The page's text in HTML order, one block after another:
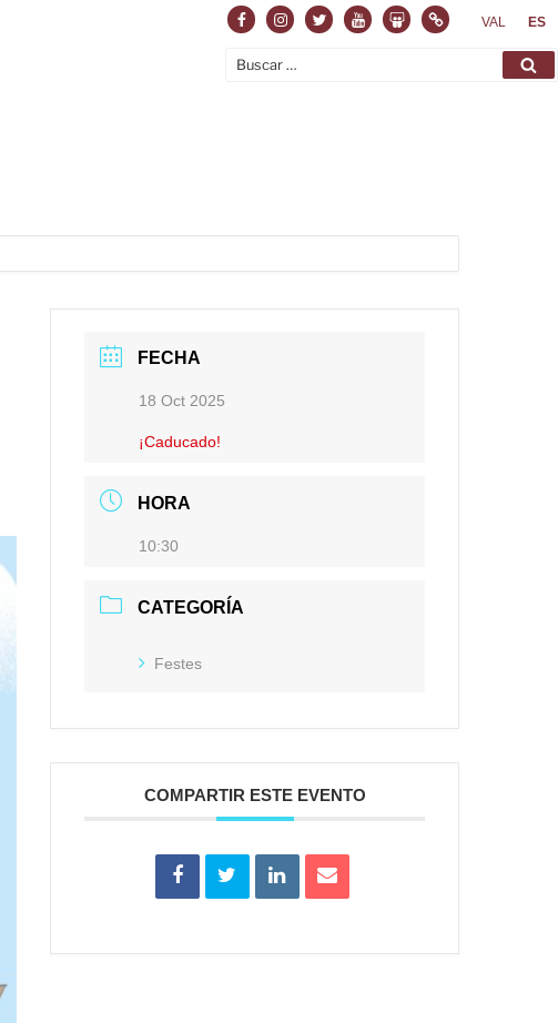
FacebookInstagram
TwitterYoutubeSlideshare
NormasVAL ES
Buscar
FECHA
18 Oct 2025
¡Caducado!
HORA
10:30
CATEGORÍA
Festes
COMPARTIR ESTE EVENTO